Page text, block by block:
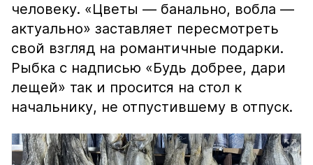
человеку. «Цветы — банально, вобла —
актуально» заставляет пересмотреть
свой взгляд на романтичные подарки.
Рыбка с надписью «Будь добрее, дари
лещей» так и просится на стол к
начальнику, не отпустившему в отпуск.